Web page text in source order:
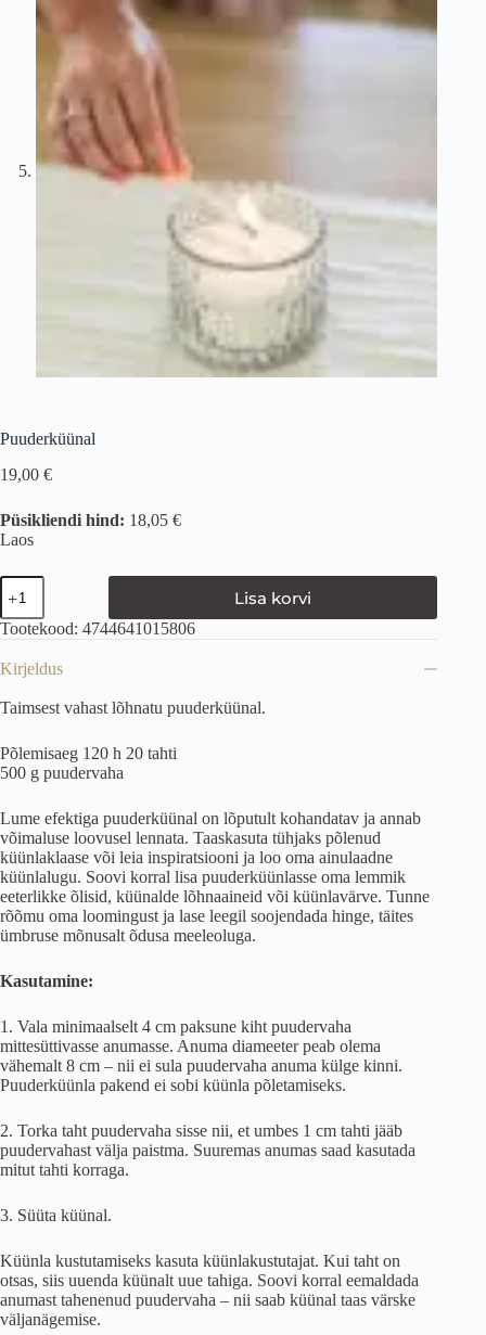
Puuderküünal
19,00 €
Püsikliendi hind: 18,05 €
Laos
Lisa korvi
Tootekood: 4744641015806
Kirjeldus
Taimsest vahast lõhnatu puuderküünal.
Põlemisaeg 120 h 20 tahti
500 g puudervaha
Lume efektiga puuderküünal on lõputult kohandatav ja annab
võimaluse loovusel lennata. Taaskasuta tühjaks põlenud
küünlaklaase või leia inspiratsiooni ja loo oma ainulaadne
küünlalugu. Soovi korral lisa puuderküünlasse oma lemmik
eeterlikke õlisid, küünalde lõhnaaineid või küünlavärve. Tunne
rõõmu oma loomingust ja lase leegil soojendada hinge, täites
ümbruse mõnusalt õdusa meeleoluga.
Kasutamine:
1. Vala minimaalselt 4 cm paksune kiht puudervaha
mittesüttivasse anumasse. Anuma diameeter peab olema
vähemalt 8 cm – nii ei sula puudervaha anuma külge kinni.
Puuderküünla pakend ei sobi küünla põletamiseks.
2. Torka taht puudervaha sisse nii, et umbes 1 cm tahti jääb
puudervahast välja paistma. Suuremas anumas saad kasutada
mitut tahti korraga.
3. Süüta küünal.
Küünla kustutamiseks kasuta küünlakustutajat. Kui taht on
otsas, siis uuenda küünalt uue tahiga. Soovi korral eemaldada
anumast tahenenud puudervaha – nii saab küünal taas värske
väljanägemise.